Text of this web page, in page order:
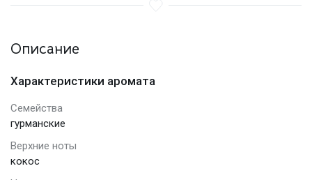
Описание
Характеристики аромата
Семейства
гурманские
Верхние ноты
кокос